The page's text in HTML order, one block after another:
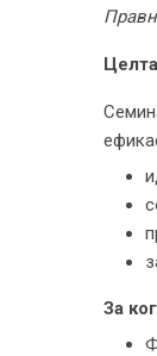
Целта
За